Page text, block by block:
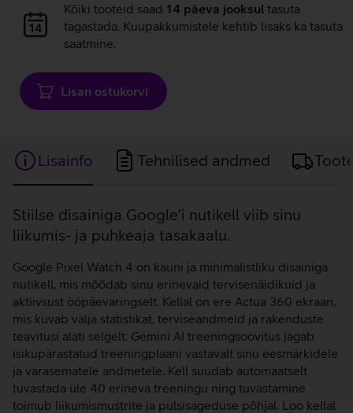
Andmete
laadimine
Kõiki tooteid saad 14 päeva jooksul tasuta
tagastada. Kuupakkumistele kehtib lisaks ka tasuta
saatmine.
Lisan ostukorvi
Lisainfo Tehnilised andmed
Lisainfo
Stiilse disainiga Google’i nutikell viib sinu
liikumis- ja puhkeaja tasakaalu.
Google Pixel Watch 4 on kauni ja minimalistliku disainiga
nutikell, mis mõõdab sinu erinevaid tervisenäidikuid ja
aktiivsust ööpäevaringselt. Kellal on ere Actua 360 ekraan,
mis kuvab välja statistikat, terviseandmeid ja rakenduste
teavitusi alati selgelt. Gemini AI treeningsoovitus jagab
isikupärastatud treeningplaani vastavalt sinu eesmärkidele
ja varasematele andmetele. Kell suudab automaatselt
tuvastada üle 40 erineva treeningu ning tuvastamine
toimub liikumismustrite ja pulsisageduse põhjal. Loo kellal